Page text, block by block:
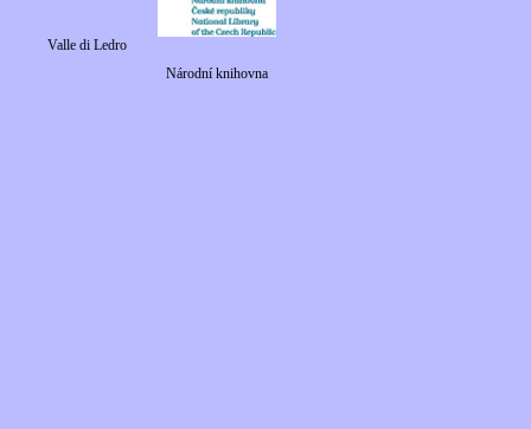
Valle di Ledro
Národní knihovna